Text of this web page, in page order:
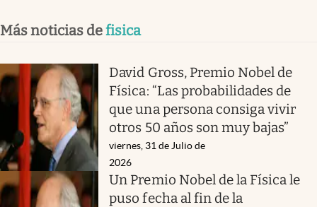
Más noticias defisica
David Gross, Premio Nobel de
Física: “Las probabilidades de
que una persona consiga vivir
otros 50 años son muy bajas”
viernes, 31 de Julio de
2026
Un Premio Nobel de la Física le
puso fecha al fin de la